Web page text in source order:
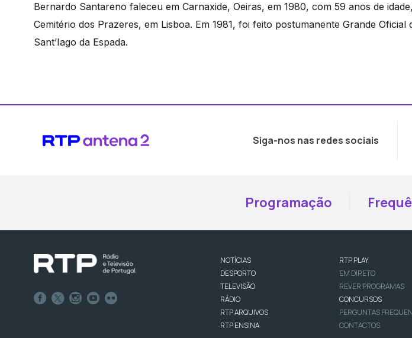
Bernardo Santareno faleceu em Carnaxide, Oeiras, em 1980, com 59 anos de
Cemitério dos Prazeres, em Lisboa. Em 1981, foi feito postumanente Grande Oficial
Sant’Iago da Espada.
Siga-nos nas redes sociais
Programação
NOTÍCIAS
DESPORTO
TELEVISÃO
RÁDIO
RTP ARQUIVOS
RTP ENSINA
RTP PLAY
EM DIRETO
REVER PROGRAMAS
CONCURSOS
PERGUNTAS
CONTACTOS